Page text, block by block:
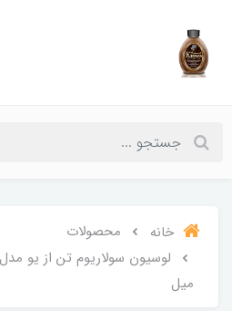
خانه
محصولات
میل